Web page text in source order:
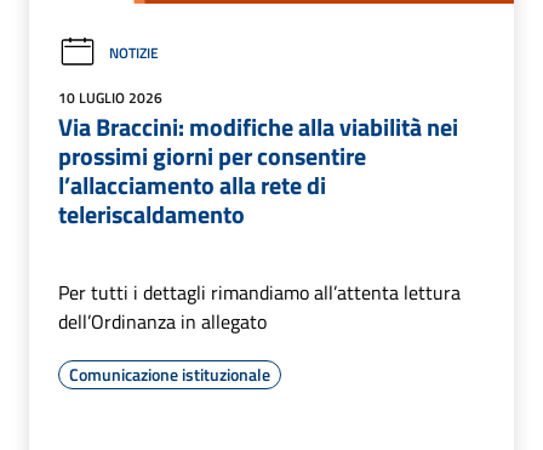
NOTIZIE
10 LUGLIO 2026
Via Braccini: modifiche alla viabilità nei
prossimi giorni per consentire
l’allacciamento alla rete di
teleriscaldamento
Per tutti i dettagli rimandiamo all’attenta lettura
dell’Ordinanza in allegato
Comunicazione istituzionale